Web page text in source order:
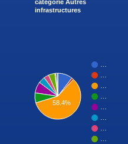
catégorie Autres
infrastructures
…
…
…
…
…
…
…
…
58.4%